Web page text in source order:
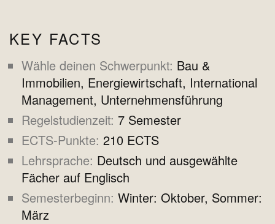
KEY FACTS
Wähle deinen Schwerpunkt Bau &
Immobilien, Energiewirtschaft, International
Management, Unternehmensführung
Regelstudienzeit 7 Semester
ECTS-Punkte 210 ECTS
Lehrsprache Deutsch und ausgewählte
Fächer auf Englisch
Semesterbeginn Winter: Oktober, Sommer:
März